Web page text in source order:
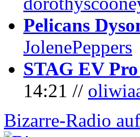
Pelicans
JolenePeppers
STAG EV
14:21 //
Bizarre-Radio auf